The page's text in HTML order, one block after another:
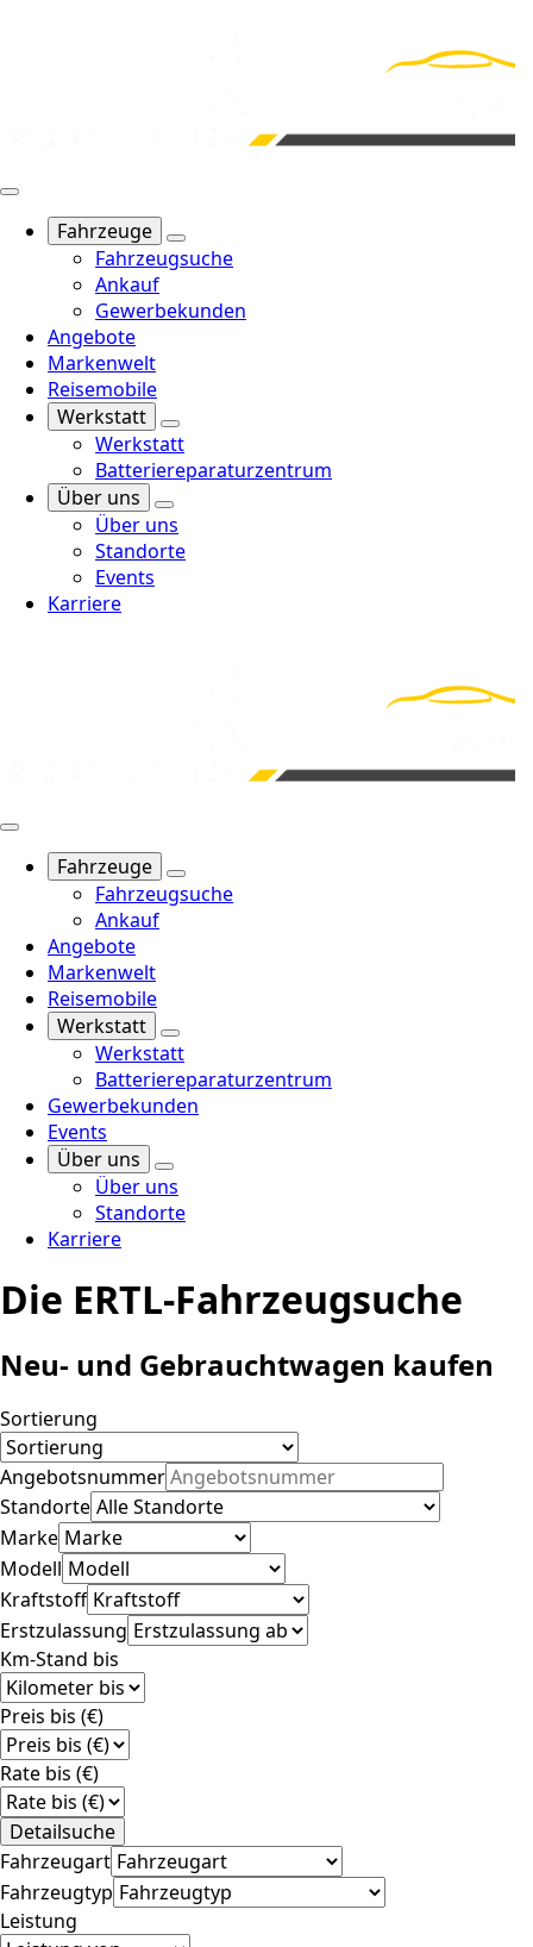
Fahrzeuge
Fahrzeugsuche
Ankauf
Gewerbekunden
Angebote
Markenwelt
Reisemobile
Werkstatt
Werkstatt
Batteriereparaturzentrum
Über uns
Über uns
Standorte
Events
Karriere
Fahrzeuge
Fahrzeugsuche
Ankauf
Angebote
Markenwelt
Reisemobile
Werkstatt
Werkstatt
Batteriereparaturzentrum
Gewerbekunden
Events
Über uns
Über uns
Standorte
Karriere
Die ERTL-Fahrzeugsuche
Neu- und Gebrauchtwagen kaufen
Sortierung
Angebotsnummer
Standorte
Marke
Modell
Kraftstoff
Erstzulassung
Km-Stand bis
Preis bis (€)
Rate bis (€)
Detailsuche
Fahrzeugart
Fahrzeugtyp
Leistung